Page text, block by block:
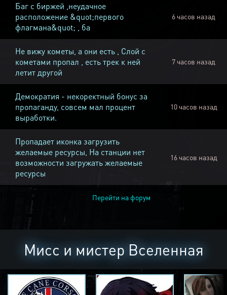
Баг с биржей ,неудачное
расположение &quot;первого
флагмана&quot; , ба
6 часов назад
Не вижу кометы, а они есть , Слой с
кометами пропал , есть трек к ней
летит другой
7 часов назад
Демократия - некоректный бонус за
пропаганду, совсем мал процент
выработки.
10 часов назад
Пропадает иконка загрузить
желаемые ресурсы, На станции нет
возможности загружать желаемые
ресурсы
16 часов назад
Перейти на форум
Мисс и мистер Вселенная